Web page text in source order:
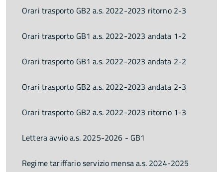
Orari trasporto GB2 a.s. 2022-2023 ritorno 2-3
Orari trasporto GB1 a.s. 2022-2023 andata 1-2
Orari trasporto GB1 a.s. 2022-2023 andata 2-2
Orari trasporto GB2 a.s. 2022-2023 andata 2-3
Orari trasporto GB2 a.s. 2022-2023 ritorno 1-3
Lettera avvio a.s. 2025-2026 - GB1
Regime tariffario servizio mensa a.s. 2024-2025